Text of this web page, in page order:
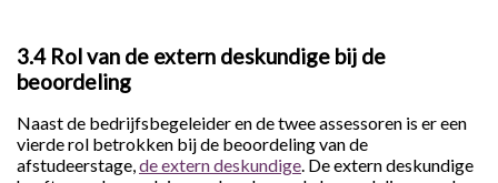
3.4 Rol van de extern deskundige bij de
beoordeling
Naast de bedrijfsbegeleider en de twee assessoren is er een
vierde rol betrokken bij de beoordeling van de
afstudeerstage,de extern deskundige. De extern deskundige